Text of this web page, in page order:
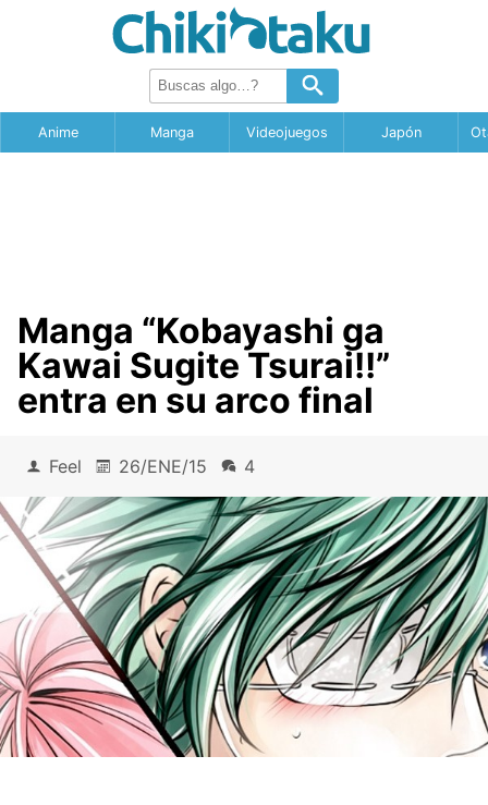
Anime Manga Videojuegos Japón
Manga “Kobayashi ga
Kawai Sugite Tsurai!!”
entra en su arco final
Feel 26/ENE/15 4